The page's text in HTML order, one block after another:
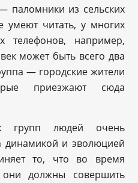
паломники из сельских
умеют читать, у многих
телефонов, например,
может быть всего два
— городские жители
приезжают сюда
групп людей очень
динамикой и эволюцией
то, что во время
они должны совершить